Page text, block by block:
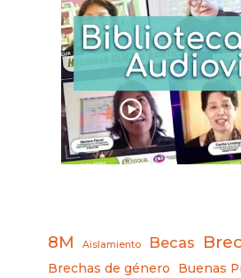
8M Aislamiento Becas
Brechas de género
Buenas